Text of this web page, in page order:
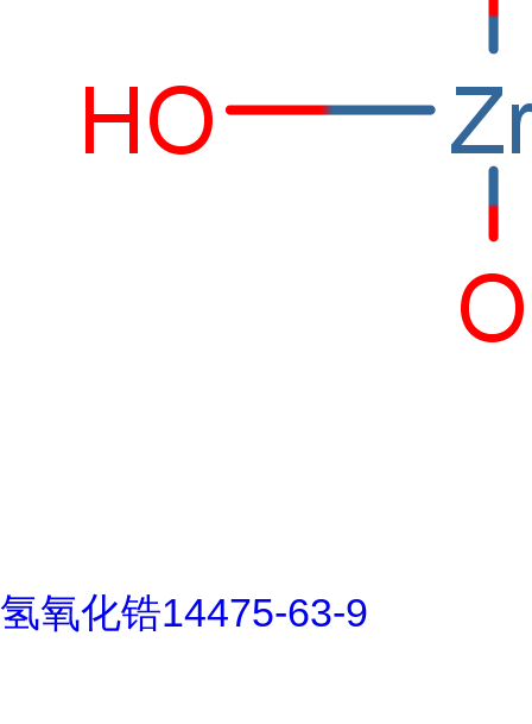
氢氧化锆14475-63-9